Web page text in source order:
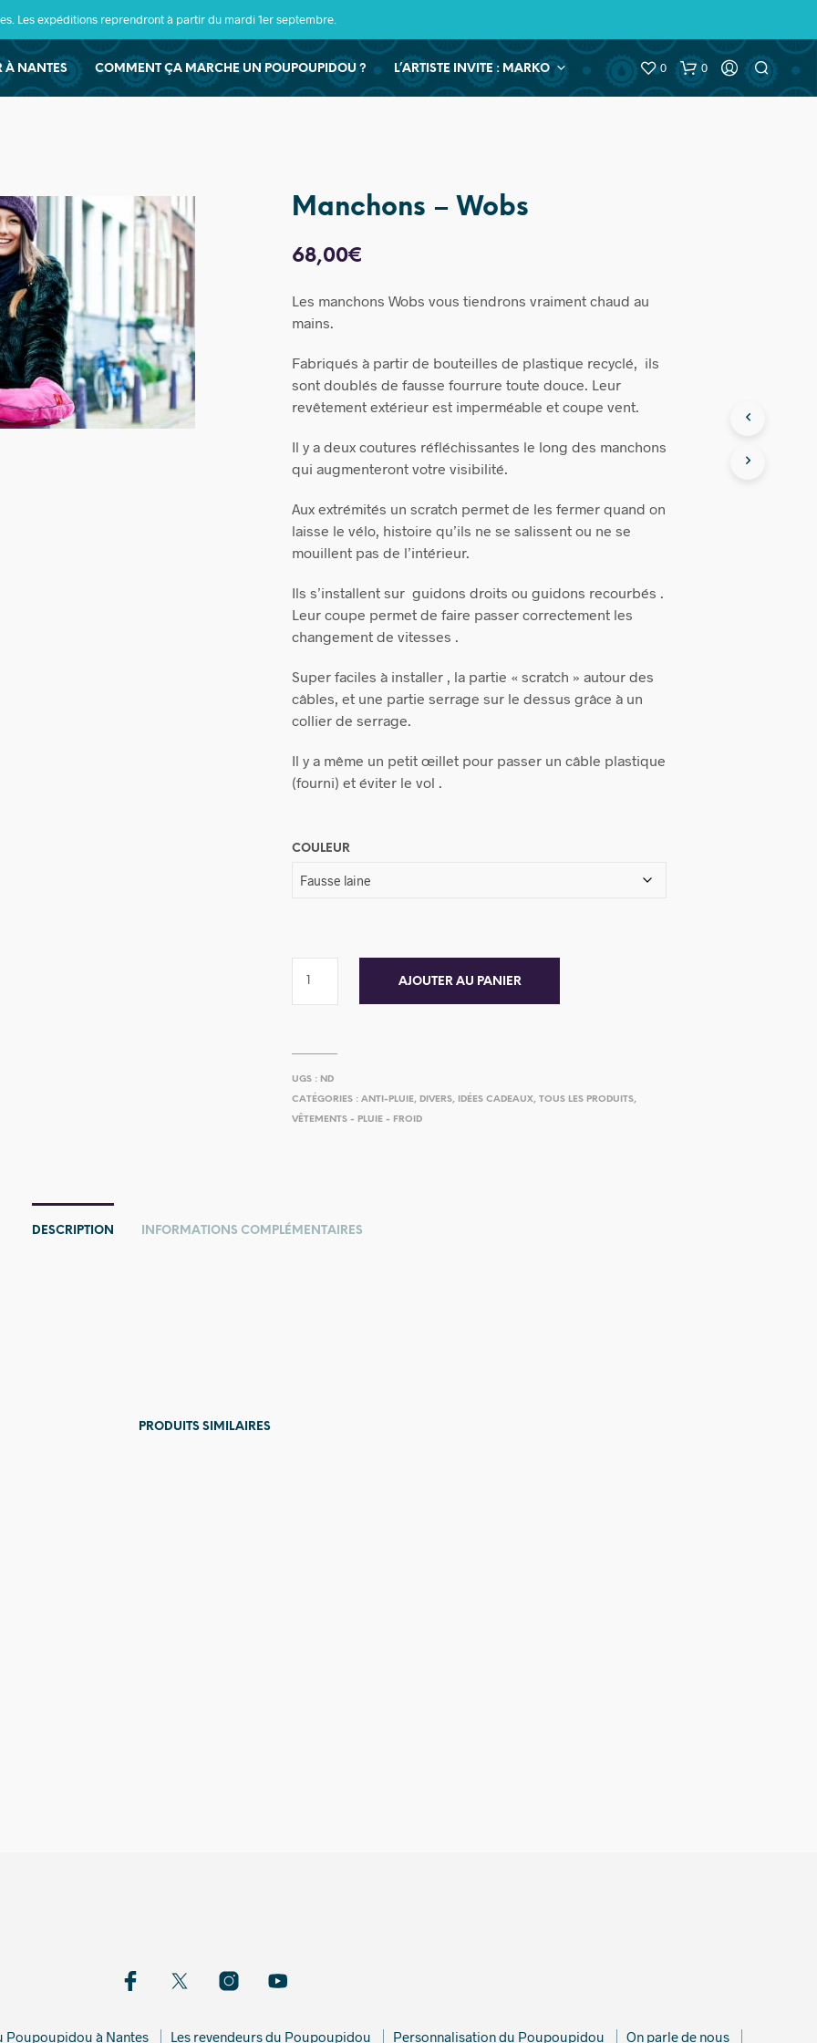
Les expéditions reprendront à partir du mardi 1er septembre.
À NANTES COMMENT ÇA MARCHE UN POUPOUPIDOU ? L’ARTISTE INVITE : MARKO 0 0
Manchons – Wobs
68,00€
Les manchons Wobs vous tiendrons vraiment chaud au
mains.
Fabriqués à partir de bouteilles de plastique recyclé, ils
sont doublés de fausse fourrure toute douce. Leur
revêtement extérieur est imperméable et coupe vent.
Il y a deux coutures réfléchissantes le long des manchons
qui augmenteront votre visibilité.
Aux extrémités un scratch permet de les fermer quand on
laisse le vélo, histoire qu’ils ne se salissent ou ne se
mouillent pas de l’intérieur.
Ils s’installent sur guidons droits ou guidons recourbés .
Leur coupe permet de faire passer correctement les
changement de vitesses .
Super faciles à installer , la partie « scratch » autour des
câbles, et une partie serrage sur le dessus grâce à un
collier de serrage.
Il y a même un petit œillet pour passer un câble plastique
(fourni) et éviter le vol .
COULEUR
AJOUTER AU PANIER
UGS : ND
CATÉGORIES :ANTI-PLUIE, DIVERS, IDÉES CADEAUX,TOUS LES PRODUITS,
VÊTEMENTS - PLUIE - FROID
DESCRIPTION INFORMATIONS COMPLÉMENTAIRES
PRODUITS SIMILAIRES
Poupoupidou à Nantes Les revendeurs du Poupoupidou Personnalisation du Poupoupidou On parle de nous